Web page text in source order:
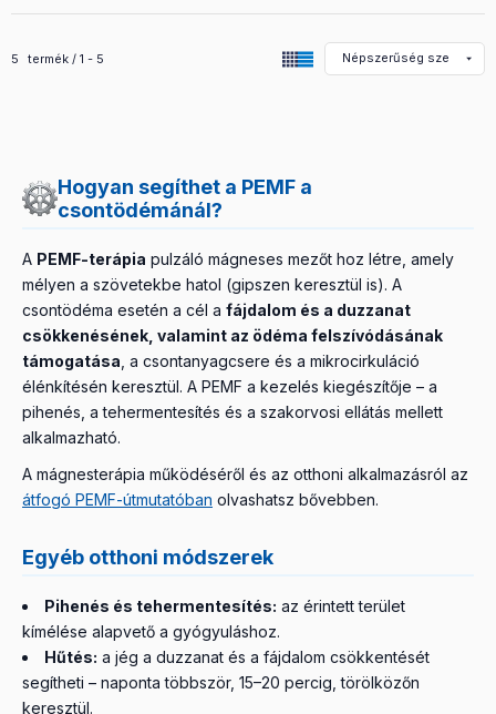
Összes termék a kategóriában
5 termék 1 5
Hogyan segíthet a PEMF a
csontödémánál?
A PEMF-terápia pulzáló mágneses mezőt hoz létre, amely
mélyen a szövetekbe hatol (gipszen keresztül is). A
csontödéma esetén a cél a fájdalom és a duzzanat
csökkenésének, valamint az ödéma felszívódásának
támogatása , a csontanyagcsere és a mikrocirkuláció
élénkítésén keresztül. A PEMF a kezelés kiegészítője – a
pihenés, a tehermentesítés és a szakorvosi ellátás mellett
alkalmazható.
A mágnesterápia működéséről és az otthoni alkalmazásról az
átfogó PEMF-útmutatóban olvashatsz bővebben.
Egyéb otthoni módszerek
Pihenés és tehermentesítés: az érintett terület
kímélése alapvető a gyógyuláshoz.
Hűtés: a jég a duzzanat és a fájdalom csökkentését
segítheti – naponta többször, 15–20 percig, törölközőn
keresztül.